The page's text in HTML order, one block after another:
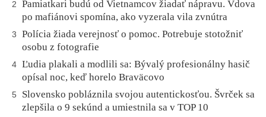
2
Pamiatkari budú od Vietnamcov žiadať nápravu. Vdova
po mafiánovi spomína, ako vyzerala vila zvnútra
3
Polícia žiada verejnosť o pomoc. Potrebuje stotožniť
osobu z fotografie
4 Ľudia plakali a modlili sa: Bývalý profesionálny hasič
opísal noc, keď horelo Braväcovo
5
Slovensko pobláznila svojou autentickosťou. Švrček sa
zlepšila o 9 sekúnd a umiestnila sa v TOP 10